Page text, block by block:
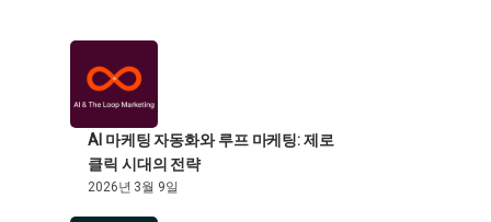
AI 마케팅 자동화와 루프 마케팅: 제로
클릭 시대의 전략
2026년 3월 9일